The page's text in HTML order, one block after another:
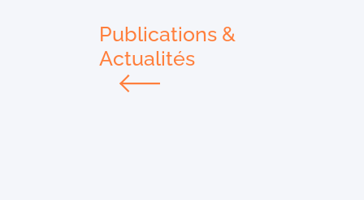
Publications &
Actualités